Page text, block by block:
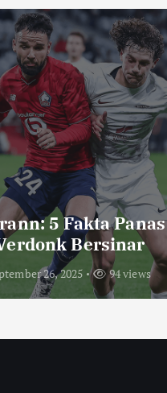
5 Fakta Panas
Bersinar
26, 2025 94 views